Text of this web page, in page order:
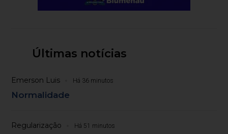
Últimas notícias
Emerson Luis Há 36 minutos
Normalidade
Regularização Há 51 minutos